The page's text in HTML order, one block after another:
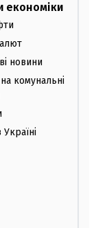
економіки
новини
комунальні
Україні